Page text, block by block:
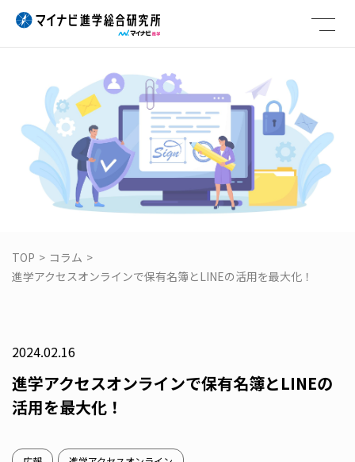
TOP > コラム >
進学アクセスオンラインで保有名簿とLINEの活用を最大化！
2024.02.16
進学アクセスオンラインで保有名簿とLINEの
活用を最大化！